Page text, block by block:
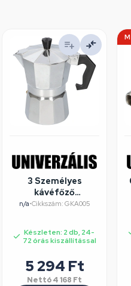
3 Személyes
kávéfőző
alumínium dobozos
n/a•Cikkszám: GKA005
Készleten: 2 db, 24-
72 órás kiszállítással
5 294 Ft
Nettó4 168 Ft